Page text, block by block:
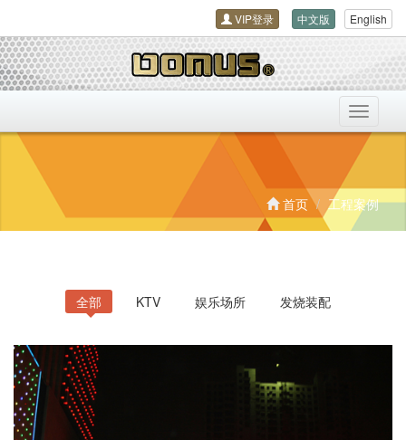
VIP登录 中文版 English
导
航
开
首页
工程案例
全部 KTV 娱乐场所 发烧装配